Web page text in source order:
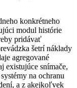
konkrétneho
modul histórie
pridávať
šetrí náklady
agregované
existujúce snímače,
na ochranu
a z akejkoľvek